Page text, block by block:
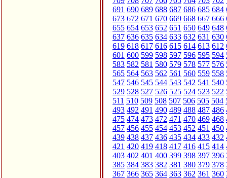
691 690 689 688 687 686 685 684
673 672 671 670 669 668 667 666
655 654 653 652 651 650 649 648
637 636 635 634 633 632 631 630
619 618 617 616 615 614 613 612
601 600 599 598 597 596 595 594
583 582 581 580 579 578 577 576
565 564 563 562 561 560 559 558
547 546 545 544 543 542 541 540
529 528 527 526 525 524 523 522
511 510 509 508 507 506 505 504
493 492 491 490 489 488 487 486
475 474 473 472 471 470 469 468
457 456 455 454 453 452 451 450
439 438 437 436 435 434 433 432
421 420 419 418 417 416 415 414
403 402 401 400 399 398 397 396
385 384 383 382 381 380 379 378
367 366 365 364 363 362 361 360